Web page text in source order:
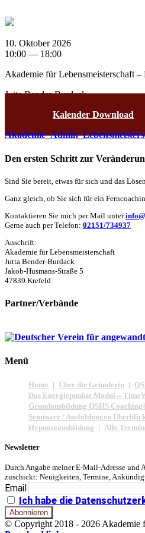
10. Oktober 2026
10:00 — 18:00
Akademie für Lebensmeisterschaft –
Jutta Bender-Burdack
Kalender Download
Den ersten Schritt zur
Sind Sie bereit, etwas für sich und das
Ganz gleich, ob Sie sich für ein
Kontaktieren Sie mich per Mail unter
Gerne auch per Telefon: 02151/734937
Anschrift:
Akademie für Lebensmeisterschaft
Jutta Bender-Burdack
Jakob-Husmans-Straße 5
47839 Krefeld
Partner/Verbände
Menü
Home Über die Gründerin
Das Energiepunkte Modul –
Grundausbildung QSHS
Seminare / Ausbildungen Überblick
Hypnoseausbildung
Alle
Newsletter
Durch Angabe meiner E-Mail-Adresse
zuschickt: Neuigkeiten, Termine,
Email
Ich habe die
© Copyright 2018 - 2026 Akademie